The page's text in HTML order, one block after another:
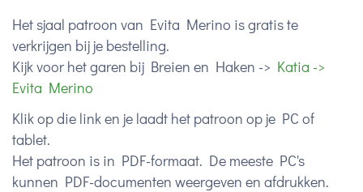
Het sjaal patroon van Evita Merino is gratis te
verkrijgen bij je bestelling.
Kijk voor het garen bij Breien en Haken -> Katia ->
Evita Merino
Klik op die link en je laadt het patroon op je PC of
tablet.
Het patroon is in PDF-formaat. De meeste PC's
kunnen PDF-documenten weergeven en afdrukken.